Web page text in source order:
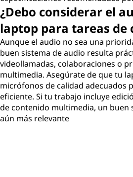
¿Debo considerar el
laptop para tareas de
Aunque el audio no sea una
buen sistema de audio resulta
videollamadas, colaboraciones o
multimedia. Asegúrate de que tu
micrófonos de calidad adecuados
eficiente. Si tu trabajo incluye
de contenido multimedia, un buen
aún más relevante